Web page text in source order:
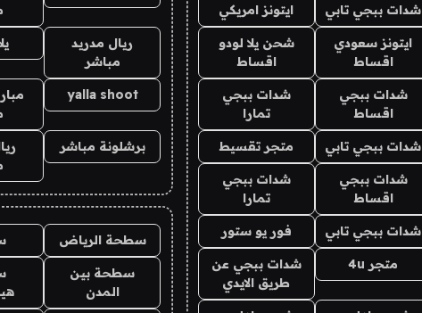
شدات ببجي تابي ايتونز امريكي
ايتونز سعودي
اقساط
شحن يلا لودو
اقساط
شدات ببجي
اقساط
شدات ببجي
تمارا
شدات ببجي تابي متجر تقسيط
شدات ببجي
اقساط
شدات ببجي
تمارا
شدات ببجي تابي فور يو ستور
متجر 4u
شدات ببجي عن
طريق الايدي
ريال مدريد
مباشر
yalla shoot
برشلونة مباشر
سطحة الرياض
سطحة بين
المدن